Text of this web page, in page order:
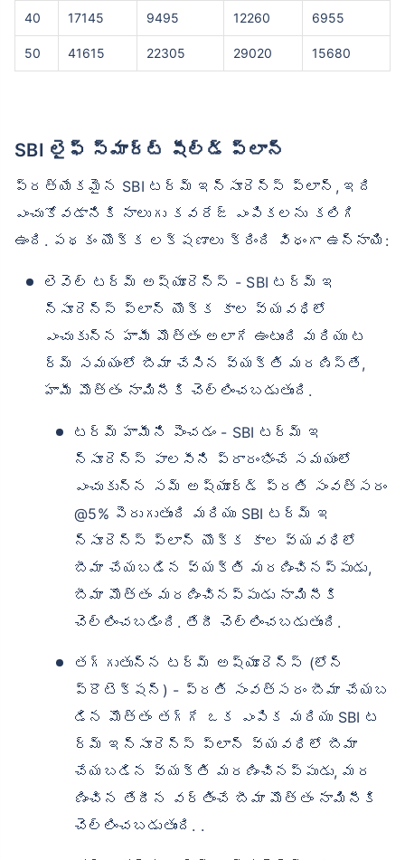
40 17145 9495 12260 6955
50 41615 22305 29020 15680
SBI లైఫ్ స్మార్ట్ షీల్డ్ ప్లాన్
ప్రత్యేకమైన SBI టర్మ్ ఇన్సూరెన్స్ ప్లాన్, ఇది
ఎంచుకోవడానికి నాలుగు కవరేజ్ ఎంపికలను కలిగి
ఉంది. పథకం యొక్క లక్షణాలు క్రింది విధంగా ఉన్నాయి:
లెవెల్ టర్మ్ అష్యూరెన్స్ - SBI టర్మ్ ఇ
న్సూరెన్స్ ప్లాన్ యొక్క కాల వ్యవధిలో
ఎంచుకున్న హామీ మొత్తం అలాగే ఉంటుంది మరియు ట
ర్మ్ సమయంలో బీమా చేసిన వ్యక్తి మరణిస్తే,
హామీ మొత్తం నామినీకి చెల్లించబడుతుంది.
టర్మ్ హామీని పెంచడం - SBI టర్మ్ ఇ
న్సూరెన్స్ పాలసీని ప్రారంభించే సమయంలో
ఎంచుకున్న సమ్ అష్యూర్డ్ ప్రతి సంవత్సరం
@5% పెరుగుతుంది మరియు SBI టర్మ్ ఇ
న్సూరెన్స్ ప్లాన్ యొక్క కాల వ్యవధిలో
బీమా చేయబడిన వ్యక్తి మరణించినప్పుడు,
బీమా మొత్తం మరణించినప్పుడు నామినీకి
చెల్లించబడింది. తేదీ చెల్లించబడుతుంది.
తగ్గుతున్న టర్మ్ అష్యూరెన్స్ (లోన్
ప్రొటెక్షన్) - ప్రతి సంవత్సరం బీమా చేయబ
డిన మొత్తం తగ్గే ఒక ఎంపిక మరియు SBI ట
ర్మ్ ఇన్సూరెన్స్ ప్లాన్ వ్యవధిలో బీమా
చేయబడిన వ్యక్తి మరణించినప్పుడు, మర
ణించిన తేదీన వర్తించే బీమా మొత్తం నామినీకి
చెల్లించబడుతుంది. .